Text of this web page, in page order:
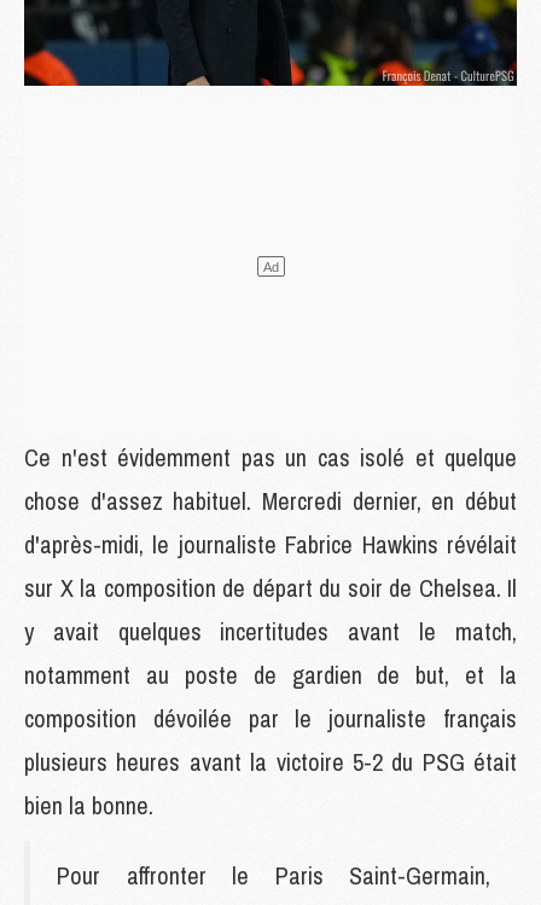
Ce n'est évidemment pas un cas isolé et quelque
chose d'assez habituel. Mercredi dernier, en début
d'après-midi, le journaliste Fabrice Hawkins révélait
sur X la composition de départ du soir de Chelsea. Il
y avait quelques incertitudes avant le match,
notamment au poste de gardien de but, et la
composition dévoilée par le journaliste français
plusieurs heures avant la victoire 5-2 du PSG était
bien la bonne.
Pour affronter le Paris Saint-Germain,